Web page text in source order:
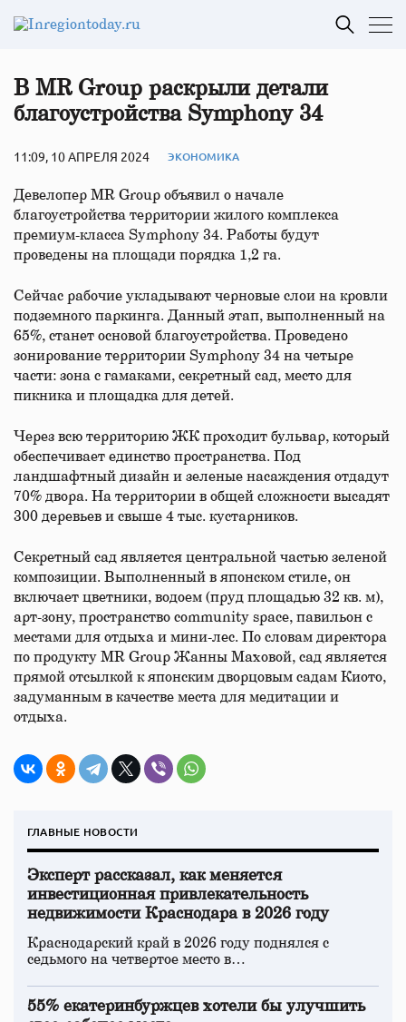
В MR Group раскрыли детали
благоустройства Symphony 34
11:09, 10 АПРЕЛЯ 2024 ЭКОНОМИКА
Девелопер MR Group объявил о начале
благоустройства территории жилого комплекса
премиум-класса Symphony 34. Работы будут
проведены на площади порядка 1,2 га.
Сейчас рабочие укладывают черновые слои на кровли
подземного паркинга. Данный этап, выполненный на
65%, станет основой благоустройства. Проведено
зонирование территории Symphony 34 на четыре
части: зона с гамаками, секретный сад, место для
пикника и площадка для детей.
Через всю территорию ЖК проходит бульвар, который
обеспечивает единство пространства. Под
ландшафтный дизайн и зеленые насаждения отдадут
70% двора. На территории в общей сложности высадят
300 деревьев и свыше 4 тыс. кустарников.
Секретный сад является центральной частью зеленой
композиции. Выполненный в японском стиле, он
включает цветники, водоем (пруд площадью 32 кв. м),
арт-зону, пространство community space, павильон с
местами для отдыха и мини-лес. По словам директора
по продукту MR Group Жанны Маховой, сад является
прямой отсылкой к японским дворцовым садам Киото,
задуманным в качестве места для медитации и
отдыха.
ГЛАВНЫЕ НОВОСТИ
Эксперт рассказал, как меняется
инвестиционная привлекательность
недвижимости Краснодара в 2026 году
Краснодарский край в 2026 году поднялся с
седьмого на четвертое место в…
55% екатеринбуржцев хотели бы улучшить